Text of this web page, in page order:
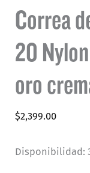
Correa
20
oro
$2,399.00
Disponibilidad: